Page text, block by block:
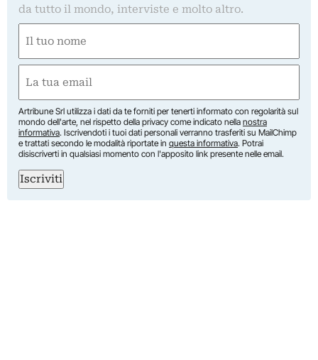
da tutto il mondo, interviste e molto altro.
(Required)
First
(Required)
Artribune Srl utilizza i dati da te forniti per tenerti informato con regolarità sul
mondo dell'arte, nel rispetto della privacy come indicato nella nostra
informativa. Iscrivendoti i tuoi dati personali verranno trasferiti su MailChimp
e trattati secondo le modalità riportate in questa informativa. Potrai
disiscriverti in qualsiasi momento con l'apposito link presente nelle email.
Iscriviti